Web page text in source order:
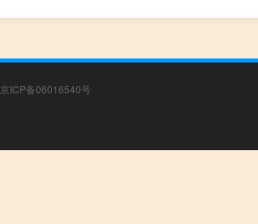
京ICP备06016540号